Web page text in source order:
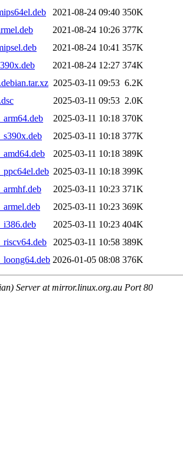
2021-08-24 09:40 350K
2021-08-24 10:26 377K
2021-08-24 10:41 357K
2021-08-24 12:27 374K
2025-03-11 09:53 6.2K
2025-03-11 09:53 2.0K
2025-03-11 10:18 370K
2025-03-11 10:18 377K
2025-03-11 10:18 389K
2025-03-11 10:18 399K
2025-03-11 10:23 371K
2025-03-11 10:23 369K
2025-03-11 10:23 404K
2025-03-11 10:58 389K
2026-01-05 08:08 376K
Server at mirror.linux.org.au Port 80